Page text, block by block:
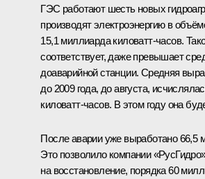
ГЭС работают шесть новых
производят электроэнергию в
15,1 миллиарда киловатт-часов.
соответствует, даже превышает
доаварийной станции. Средняя
до 2009 года, до августа,
киловатт-часов. В этом году она
После аварии уже выработано 66,5
Это позволило компании
на восстановление, порядка 60